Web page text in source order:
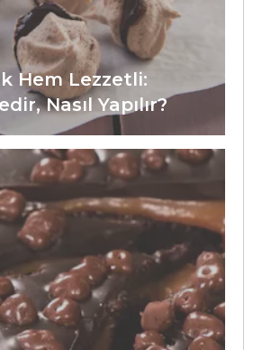
Hem Lezzetli:
Nasıl Yapılır?